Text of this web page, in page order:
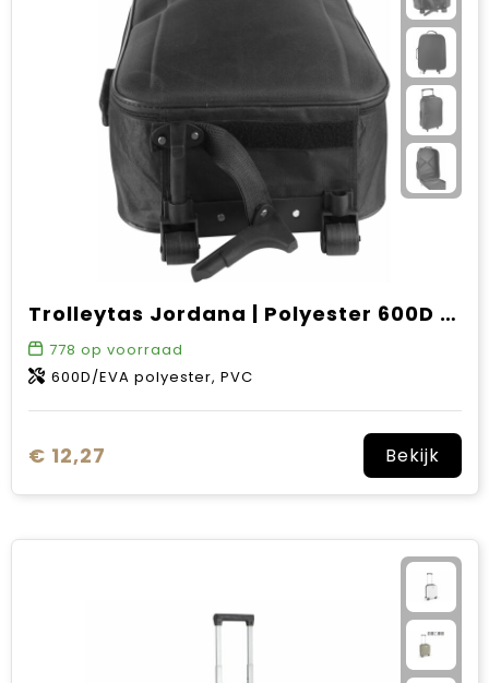
Sinterklaas
Verjaardagen
Voetbal, EK en WK
Voor de bouw
Zomergeschenken
Trolleytas Jordana | Polyester 600D | Opvouwbaar | 20 l
778 op voorraad
600D/EVA polyester, PVC
€ 12,27 Bekijk